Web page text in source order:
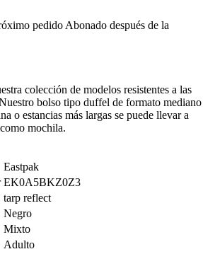
pedido Abonado después de la
colección de modelos resistentes a las
bolso tipo duffel de formato mediano
o estancias más largas se puede llevar a
mochila.
Eastpak
EK0A5BKZ0Z3
tarp reflect
Negro
Mixto
Adulto